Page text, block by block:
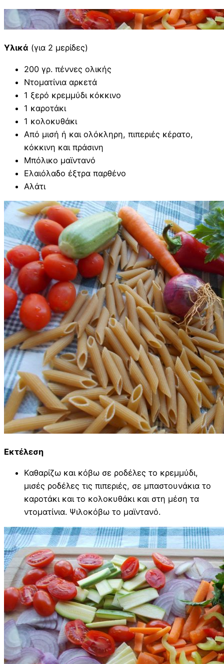
Υλικά (για 2 μερίδες)
200 γρ. πέννες ολικής
Ντοματίνια αρκετά
1 ξερό κρεμμύδι κόκκινο
1 καροτάκι
1 κολοκυθάκι
Από μισή ή και ολόκληρη, πιπεριές κέρατο,
κόκκινη και πράσινη
Μπόλικο μαϊντανό
Ελαιόλαδο έξτρα παρθένο
Αλάτι
Εκτέλεση
Καθαρίζω και κόβω σε ροδέλες το κρεμμύδι,
μισές ροδέλες τις πιπεριές, σε μπαστουνάκια το
καροτάκι και το κολοκυθάκι και στη μέση τα
ντοματίνια. Ψιλοκόβω το μαϊντανό.